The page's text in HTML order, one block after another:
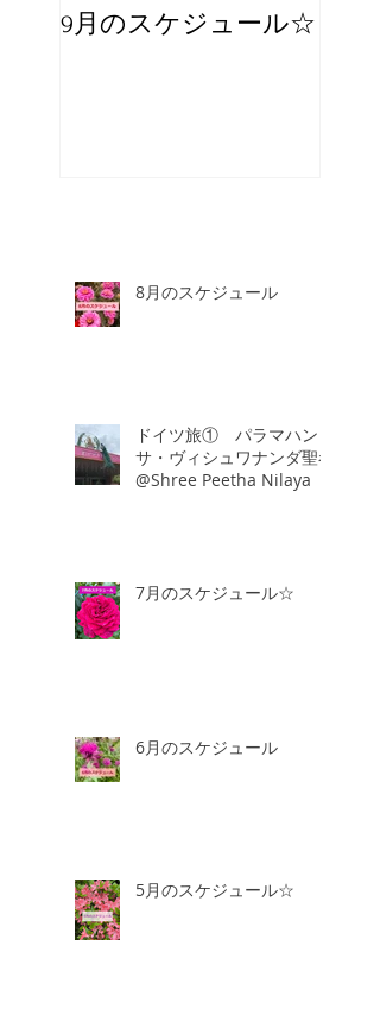
9月のスケジュール☆
8月のスケジュール
ドイツ旅① パラマハン
サ・ヴィシュワナンダ聖者
@Shree Peetha Nilaya
7月のスケジュール☆
6月のスケジュール
5月のスケジュール☆